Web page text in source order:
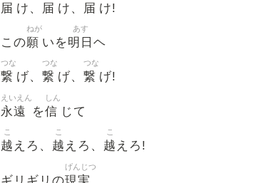
届 け、 届 け、 届 け!
この願
ねが
いを明日
あす
ヘ
繋
つな
げ、 繋
つな
げ、 繋
つな
げ!
永遠
えいえん
を信
しん
じて
越
こ
えろ、 越
こ
えろ、 越
こ
えろ!
現実
げんじつ